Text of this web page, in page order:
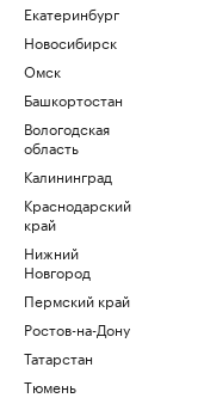
Екатеринбург
Новосибирск
Омск
Башкортостан
Вологодская
область
Калининград
Краснодарский
край
Нижний
Новгород
Пермский край
Ростов-на-Дону
Татарстан
Тюмень